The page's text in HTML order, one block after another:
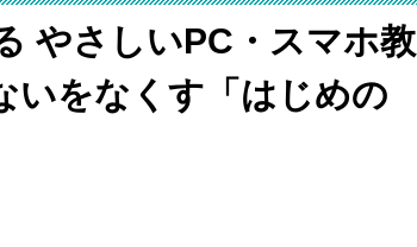
やさしいPC・スマホ教
いをなくす「はじめの